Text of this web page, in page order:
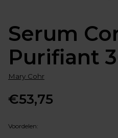
Serum
Purifiant
Mary Cohr
Normale
prijs
€53,75
Voordelen: